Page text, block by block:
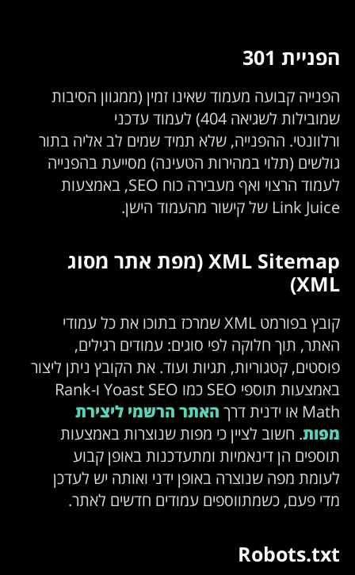
הפניית 301
הפנייה קבועה מעמוד שאינו זמין (ממגוון הסיבות
שמובילות לשגיאה 404) לעמוד עדכני
ורלוונטי. ההפנייה, שלא תמיד שמים לב אליה בתור
גולשים (תלוי במהירות הטעינה) מסייעת בהפנייה
לעמוד הרצוי ואף מעבירה כוח SEO, באמצעות
Link Juice של קישור מהעמוד הישן.
XML Sitemap (מפת אתר מסוג
XML)
קובץ בפורמט XML שמרכז בתוכו את כל עמודי
האתר, תוך חלוקה לפי סוגים: עמודים רגילים,
פוסטים, קטגוריות, תגיות ועוד. את הקובץ ניתן ליצור
באמצעות תוספי SEO כמו Yoast SEO ו-Rank
Math או ידנית דרך
האתר הרשמי ליצירת
מפות. חשוב לציין כי מפות שנוצרות באמצעות
תוספים הן דינאמיות ומתעדכנות באופן קבוע
לעומת מפה שנוצרה באופן ידני ואותה יש לעדכן
מדי פעם, כשמתווספים עמודים חדשים לאתר.
Robots.txt